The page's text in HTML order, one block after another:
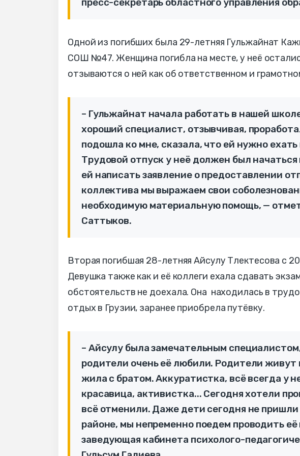
Одной из погибших была 29-летняя Гульжайнат
СОШ №47. Женщина погибла на месте, у неё
отзываются о ней как об ответственном и
– Гульжайнат начала работать в нашей
хороший специалист, отзывчивая,
подошла ко мне, сказала, что ей нужно
Трудовой отпуск у неё должен был начаться
ей написать заявление о предоставлении
коллектива мы выражаем свои
необходимую материальную помощь, —
Саттыков.
Вторая погибшая 28-летняя Айсулу Тлектесова с
Девушка также как и её коллеги ехала сдавать
обстоятельств не доехала. Она находилась в
отдых в Грузии, заранее приобрела путёвку.
– Айсулу была замечательным
родители очень её любили. Родители живут
жила с братом. Аккуратистка, всё всегда у
красавица, активистка... Сегодня хотели
всё отменили. Даже дети сегодня не
районе, мы непременно поедем проводить
заведующая кабинета психолого-